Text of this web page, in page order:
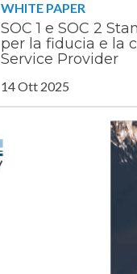
WHITE PAPER
SOC 1 e SOC 2
per la fiducia e la
Service Provider
14 Ott 2025